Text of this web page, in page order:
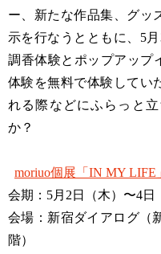
ー、新たな作品集、グッ
示を行なうとともに、5
調香体験とポップアップ
体験を無料で体験してい
れる際などにふらっと
か？
moriuo個展「IN MY LIFE
会期：5月2日（木）〜4日
会場：新宿ダイアログ（
階）